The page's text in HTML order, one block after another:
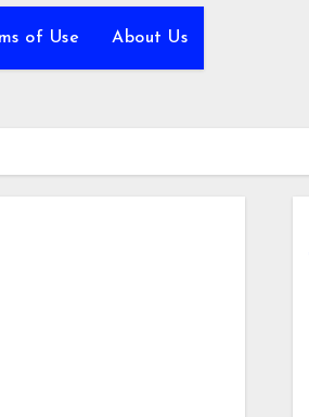
of Use About Us